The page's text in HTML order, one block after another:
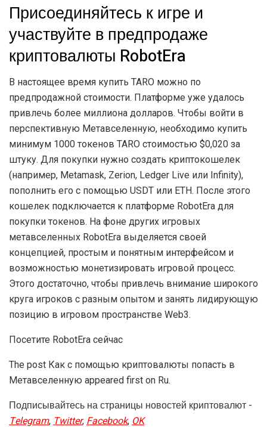
Присоединяйтесь к игре и
участвуйте в предпродаже
криптовалюты RobotEra
В настоящее время купить TARO можно по
предпродажной стоимости. Платформе уже удалось
привлечь более миллиона долларов. Чтобы войти в
перспективную Метавселенную, необходимо купить
минимум 1000 токенов TARO стоимостью $0,020 за
штуку. Для покупки нужно создать криптокошелек
(например, Metamask, Zerion, Ledger Live или Infinity),
пополнить его с помощью USDT или ETH. После этого
кошелек подключается к платформе RobotEra для
покупки токенов. На фоне других игровых
метавселенных RobotEra выделяется своей
концепцией, простым и понятным интерфейсом и
возможностью монетизировать игровой процесс.
Этого достаточно, чтобы привлечь внимание широкого
круга игроков с разным опытом и занять лидирующую
позицию в игровом пространстве Web3.
Посетите RobotEra сейчас
The post Как с помощью криптовалюты попасть в
Метавселенную appeared first on Ru.
Подписывайтесь на страницы новостей криптовалют -
Telegram,Twitter,Facebook,OK